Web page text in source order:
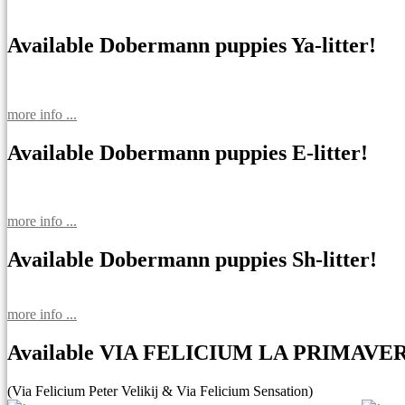
Available Dobermann puppies Ya-litter!
more info ...
Available Dobermann puppies E-litter!
more info ...
Available Dobermann puppies Sh-litter!
more info ...
Available VIA FELICIUM LA
(Via Felicium Peter Velikij & Via Felicium Sensation)